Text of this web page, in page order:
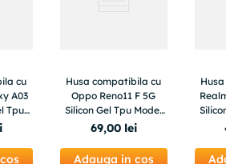
cu
A03
Tpu
Husa compatibila cu
Oppo Reno11 F 5G
Silicon Gel Tpu Model
KPop Demon Hunters
Rumi Eating Ramen
69,00 lei
Adauga in cos